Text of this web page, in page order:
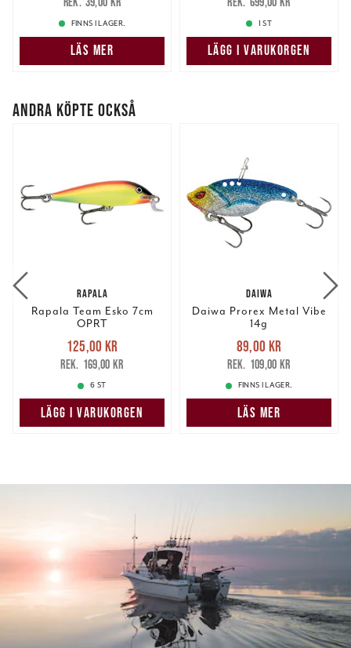
information som du har tillhandahållit eller som de har
samlat in när du har använt deras tjänster.
39,00 kr
FINNS I LAGER.
LÄS MER
699,00 kr
1 ST
LÄGG I VARUKORGEN
ANDRA KÖPTE OCKSÅ
RAPALA
Rapala Team Esko 7cm
OPRT
Nuvarande pris
125,00 krTidigare pris
169,00 kr
125,00 kr
169,00 kr
6 ST
LÄGG I VARUKORGEN
DAIWA
Daiwa Prorex Metal Vibe
14g
Nuvarande pris
89,00 krTidigare pris
109,00 kr
89,00 kr
109,00 kr
FINNS I LAGER.
LÄS MER